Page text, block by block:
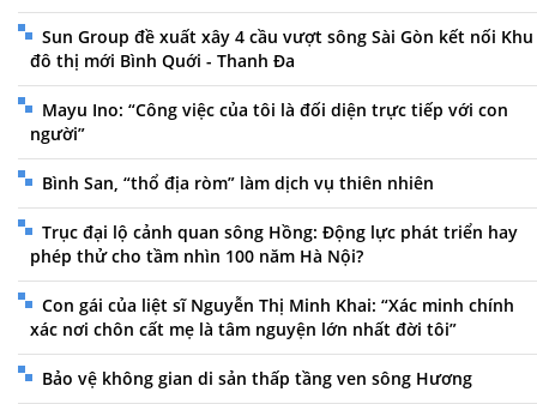
Sun Group đề xuất xây 4 cầu vượt sông Sài Gòn kết nối Khu
đô thị mới Bình Quới - Thanh Đa
Mayu Ino: “Công việc của tôi là đối diện trực tiếp với con
người”
Bình San, “thổ địa ròm” làm dịch vụ thiên nhiên
Trục đại lộ cảnh quan sông Hồng: Động lực phát triển hay
phép thử cho tầm nhìn 100 năm Hà Nội?
Con gái của liệt sĩ Nguyễn Thị Minh Khai: “Xác minh chính
xác nơi chôn cất mẹ là tâm nguyện lớn nhất đời tôi”
Bảo vệ không gian di sản thấp tầng ven sông Hương